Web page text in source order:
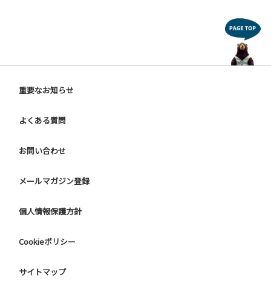
重要なお知らせ
よくある質問
お問い合わせ
メールマガジン登録
個人情報保護方針
Cookieポリシー
サイトマップ